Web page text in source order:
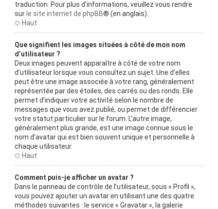
traduction. Pour plus d’informations, veuillez vous rendre
sur le site internet de phpBB® (en anglais).
Haut
Que signifient les images situées à côté de mon nom
d’utilisateur ?
Deux images peuvent apparaître à côté de votre nom
d’utilisateur lorsque vous consultez un sujet. Une d’elles
peut être une image associée à votre rang, généralement
représentée par des étoiles, des carrés ou des ronds. Elle
permet d’indiquer votre activité selon le nombre de
messages que vous avez publié, ou permet de différencier
votre statut particulier sur le forum. L’autre image,
généralement plus grande, est une image connue sous le
nom d’avatar qui est bien souvent unique et personnelle à
chaque utilisateur.
Haut
Comment puis-je afficher un avatar ?
Dans le panneau de contrôle de l’utilisateur, sous « Profil »,
vous pouvez ajouter un avatar en utilisant une des quatre
méthodes suivantes : le service « Gravatar », la galerie